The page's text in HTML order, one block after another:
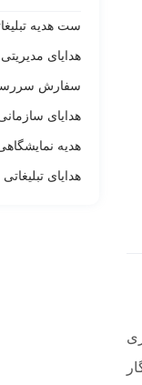
ست هدیه
هدایای
سفارش
هدایای
هدیه
هدایای